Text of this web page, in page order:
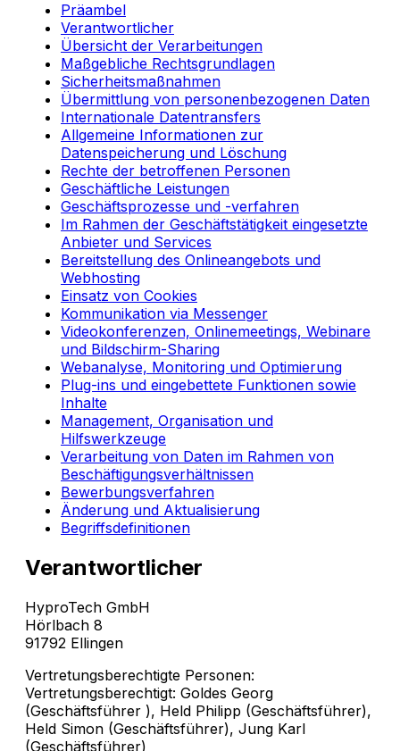
Präambel
Verantwortlicher
Übersicht der Verarbeitungen
Maßgebliche Rechtsgrundlagen
Sicherheitsmaßnahmen
Übermittlung von personenbezogenen Daten
Internationale Datentransfers
Allgemeine Informationen zur
Datenspeicherung und Löschung
Rechte der betroffenen Personen
Geschäftliche Leistungen
Geschäftsprozesse und -verfahren
Im Rahmen der Geschäftstätigkeit eingesetzte
Anbieter und Services
Bereitstellung des Onlineangebots und
Webhosting
Einsatz von Cookies
Kommunikation via Messenger
Videokonferenzen, Onlinemeetings, Webinare
und Bildschirm-Sharing
Webanalyse, Monitoring und Optimierung
Plug-ins und eingebettete Funktionen sowie
Inhalte
Management, Organisation und
Hilfswerkzeuge
Verarbeitung von Daten im Rahmen von
Beschäftigungsverhältnissen
Bewerbungsverfahren
Änderung und Aktualisierung
Begriffsdefinitionen
Verantwortlicher
HyproTech GmbH
Hörlbach 8
91792 Ellingen
Vertretungsberechtigte Personen:
Vertretungsberechtigt: Goldes Georg
(Geschäftsführer ), Held Philipp (Geschäftsführer),
Held Simon (Geschäftsführer), Jung Karl
(Geschäftsführer)